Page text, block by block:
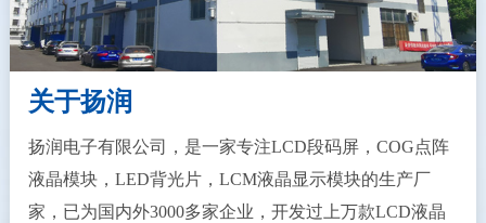
关于扬润
扬润电子有限公司，是一家专注LCD段码屏，COG点阵
液晶模块，LED背光片，LCM液晶显示模块的生产厂
家，已为国内外3000多家企业，开发过上万款LCD液晶